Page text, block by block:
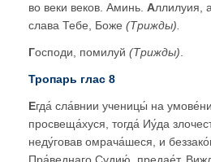
во веки веков. Аминь. Аллилуия,
слава Тебе, Боже (Трижды).
Господи, помилуй (Трижды).
Тропарь глас 8
Егда́ сла́внии ученицы́ на
просвеща́хуся, тогда́ Иу́да
неду́говав омрача́шеся, и